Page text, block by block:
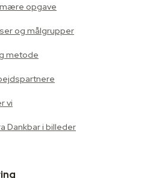
og metode
er vi
fra Dankbar i billeder
opgave
og målgrupper
metode
vi
Dankbar i billeder